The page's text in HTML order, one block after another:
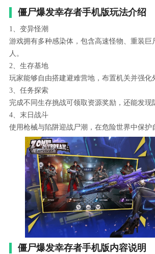
僵尸爆发幸存者手机版玩法介绍
1、变异怪潮
游戏拥有多种感染体，包含高速怪物、重装巨
人。
2、生存基地
玩家能够自由搭建避难营地，布置机关并强化
3、任务探索
完成不同生存挑战可领取资源奖励，还能发现
4、末日战斗
使用枪械与陷阱迎战尸潮，在危险世界中保护
僵尸爆发幸存者手机版内容说明